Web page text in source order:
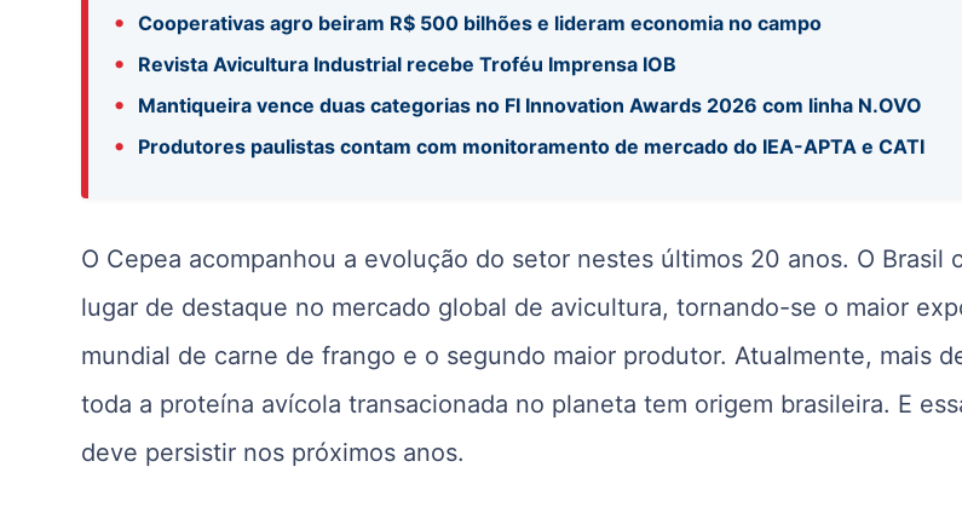
• Cooperativas agro beiram R$ 500 bilhões e lideram economia no campo
• Revista Avicultura Industrial recebe Troféu Imprensa IOB
• Mantiqueira vence duas categorias no FI Innovation Awards 2026 com linha N.OVO
• Produtores paulistas contam com monitoramento de mercado do IEA-APTA e CATI
O Cepea acompanhou a evolução do setor nestes últimos 20 anos. O Brasil
lugar de destaque no mercado global de avicultura, tornando-se o maior
mundial de carne de frango e o segundo maior produtor. Atualmente, mais
toda a proteína avícola transacionada no planeta tem origem brasileira. E
deve persistir nos próximos anos.